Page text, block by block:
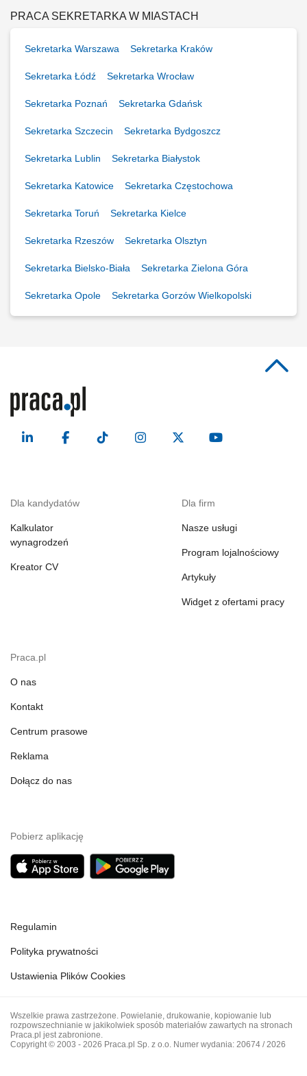
PRACA SEKRETARKA W MIASTACH
Sekretarka Warszawa Sekretarka Kraków
Sekretarka Łódź Sekretarka Wrocław
Sekretarka Poznań Sekretarka Gdańsk
Sekretarka Szczecin Sekretarka Bydgoszcz
Sekretarka Lublin Sekretarka Białystok
Sekretarka Katowice Sekretarka Częstochowa
Sekretarka Toruń Sekretarka Kielce
Sekretarka Rzeszów Sekretarka Olsztyn
Sekretarka Bielsko-Biała Sekretarka Zielona Góra
Sekretarka Opole Sekretarka Gorzów Wielkopolski
Dla kandydatów
Kalkulator
wynagrodzeń
Kreator CV
Dla firm
Nasze usługi
Program lojalnościowy
Artykuły
Widget z ofertami pracy
Praca.pl
O nas
Kontakt
Centrum prasowe
Reklama
Dołącz do nas
Pobierz aplikację
Regulamin
Polityka prywatności
Ustawienia Plików Cookies
Wszelkie prawa zastrzeżone. Powielanie, drukowanie, kopiowanie lub
rozpowszechnianie w jakikolwiek sposób materiałów zawartych na stronach
Praca.pl jest zabronione.
Copyright © 2003 - 2026 Praca.pl Sp. z o.o. Numer wydania: 20674 / 2026